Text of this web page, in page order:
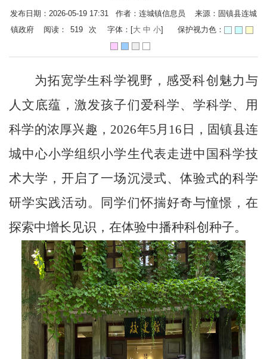
发布日期：2026-05-19 17:31 作者：连城镇信息员 来源：固镇县连城
镇政府 阅读：
519 次 字体：[大 中 小] 保护视力色：
为拓宽学生科学视野，感受科创魅力与
人文底蕴，激发孩子们爱科学、学科学、用
科学的浓厚兴趣， 2026年5月 16 日，固镇县连
城中心小学组织小学生代表走进中国科学技
术大学，开启了一场沉浸式、体验式的科学
研学实践活动。同学们怀揣好奇与憧憬，在
探索中增长见识，在体验中播种科创种子。